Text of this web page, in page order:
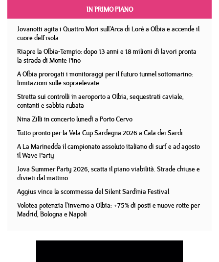
IN PRIMO PIANO
Jovanotti agita i Quattro Mori sull'Arca di Lorè a Olbia e accende il
cuore dell'isola
Riapre la Olbia-Tempio: dopo 13 anni e 18 milioni di lavori pronta
la strada di Monte Pino
A Olbia prorogati i monitoraggi per il futuro tunnel sottomarino:
limitazioni sulle sopraelevate
Stretta sui controlli in aeroporto a Olbia, sequestrati caviale,
contanti e sabbia rubata
Nina Zilli in concerto lunedì a Porto Cervo
Tutto pronto per la Vela Cup Sardegna 2026 a Cala dei Sardi
A La Marinedda il campionato assoluto italiano di surf e ad agosto
il Wave Party
Jova Summer Party 2026, scatta il piano viabilità. Strade chiuse e
divieti dal mattino
Aggius vince la scommessa del Silent Sardinia Festival
Volotea potenzia l'inverno a Olbia: +75% di posti e nuove rotte per
Madrid, Bologna e Napoli